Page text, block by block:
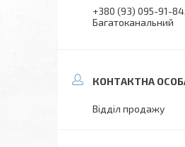
+380 (93) 095-91-84
Багатоканальний
Відділ продажу